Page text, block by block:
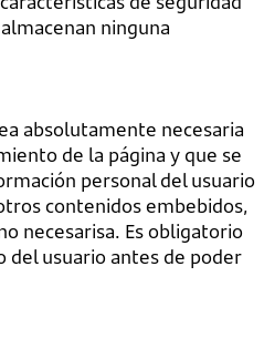
ninguna
absolutamente necesaria
de la página y que se
personal del usuario
contenidos embebidos,
necesarisa. Es obligatorio
usuario antes de poder